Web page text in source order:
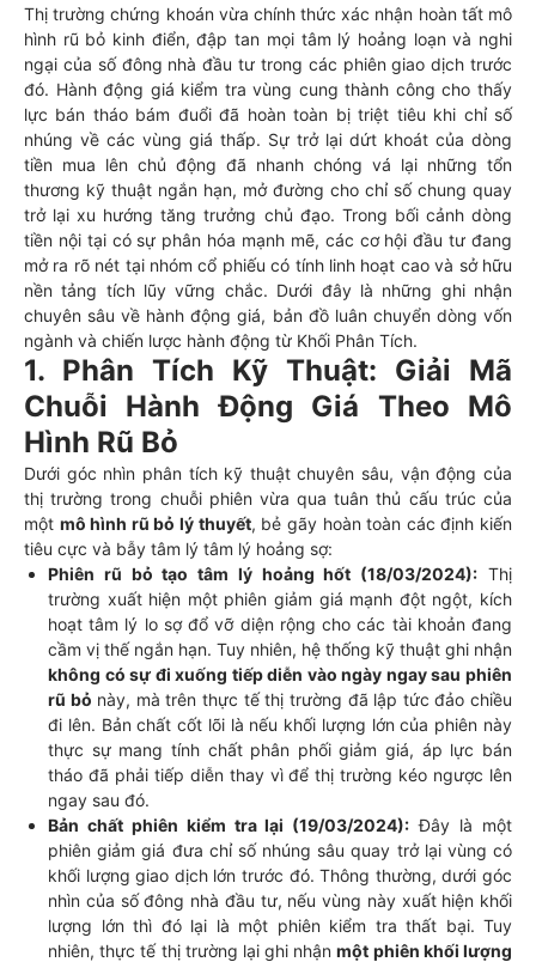
Thị trường chứng khoán vừa chính thức xác nhận hoàn tất mô
hình rũ bỏ kinh điển, đập tan mọi tâm lý hoảng loạn và nghi
ngại của số đông nhà đầu tư trong các phiên giao dịch trước
đó. Hành động giá kiểm tra vùng cung thành công cho thấy
lực bán tháo bám đuổi đã hoàn toàn bị triệt tiêu khi chỉ số
nhúng về các vùng giá thấp. Sự trở lại dứt khoát của dòng
tiền mua lên chủ động đã nhanh chóng vá lại những tổn
thương kỹ thuật ngắn hạn, mở đường cho chỉ số chung quay
trở lại xu hướng tăng trưởng chủ đạo. Trong bối cảnh dòng
tiền nội tại có sự phân hóa mạnh mẽ, các cơ hội đầu tư đang
mở ra rõ nét tại nhóm cổ phiếu có tính linh hoạt cao và sở hữu
nền tảng tích lũy vững chắc. Dưới đây là những ghi nhận
chuyên sâu về hành động giá, bản đồ luân chuyển dòng vốn
ngành và chiến lược hành động từ Khối Phân Tích.
1. Phân Tích Kỹ Thuật: Giải Mã
Chuỗi Hành Động Giá Theo Mô
Hình Rũ Bỏ
Dưới góc nhìn phân tích kỹ thuật chuyên sâu, vận động của
thị trường trong chuỗi phiên vừa qua tuân thủ cấu trúc của
một mô hình rũ bỏ lý thuyết, bẻ gãy hoàn toàn các định kiến
tiêu cực và bẫy tâm lý tâm lý hoảng sợ:
Phiên rũ bỏ tạo tâm lý hoảng hốt (18/03/2024): Thị
trường xuất hiện một phiên giảm giá mạnh đột ngột, kích
hoạt tâm lý lo sợ đổ vỡ diện rộng cho các tài khoản đang
cầm vị thế ngắn hạn. Tuy nhiên, hệ thống kỹ thuật ghi nhận
không có sự đi xuống tiếp diễn vào ngày ngay sau phiên
rũ bỏ này, mà trên thực tế thị trường đã lập tức đảo chiều
đi lên. Bản chất cốt lõi là nếu khối lượng lớn của phiên này
thực sự mang tính chất phân phối giảm giá, áp lực bán
tháo đã phải tiếp diễn thay vì để thị trường kéo ngược lên
ngay sau đó.
Bản chất phiên kiểm tra lại (19/03/2024): Đây là một
phiên giảm giá đưa chỉ số nhúng sâu quay trở lại vùng có
khối lượng giao dịch lớn trước đó. Thông thường, dưới góc
nhìn của số đông nhà đầu tư, nếu vùng này xuất hiện khối
lượng lớn thì đó lại là một phiên kiểm tra thất bại. Tuy
nhiên, thực tế thị trường lại ghi nhậnmột phiên khối lượng